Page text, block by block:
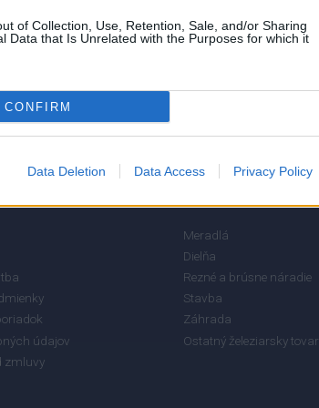
of Collection, Use, Retention, Sale, and/or Sharing
Data that Is Unrelated with the Purposes for which it
CONFIRM
Data Deletion Data Access Privacy Policy
4
2
1
údajov
zmluvy
Meradlá
Dielňa
Rezné a brúsne náradie
Stavba
Záhrada
Ostatný železiarsky tovar